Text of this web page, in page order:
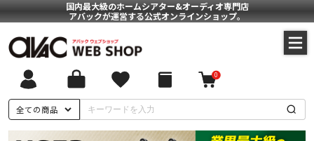
国内最大級のホームシアター&オーディオ専門店
アバックが運営する公式オンラインショップ。
全ての商品
0